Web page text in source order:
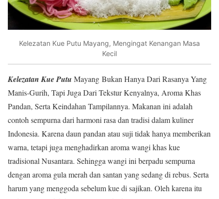
Kelezatan Kue Putu Mayang, Mengingat Kenangan Masa
Kecil
Kelezatan Kue Putu Mayang Bukan Hanya Dari Rasanya Yang
Manis-Gurih, Tapi Juga Dari Tekstur Kenyalnya, Aroma Khas
Pandan, Serta Keindahan Tampilannya. Makanan ini adalah
contoh sempurna dari harmoni rasa dan tradisi dalam kuliner
Indonesia. Karena daun pandan atau suji tidak hanya memberikan
warna, tetapi juga menghadirkan aroma wangi khas kue
tradisional Nusantara. Sehingga wangi ini berpadu sempurna
dengan aroma gula merah dan santan yang sedang di rebus. Serta
harum yang menggoda sebelum kue di sajikan. Oleh karena itu